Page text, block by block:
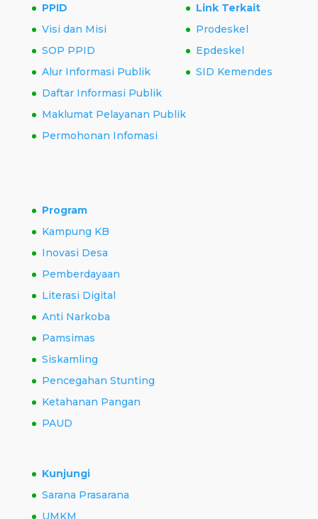
PPID
Visi dan Misi
SOP PPID
Alur Informasi Publik
Daftar Informasi Publik
Maklumat Pelayanan Publik
Permohonan Infomasi
Link Terkait
Prodeskel
Epdeskel
SID Kemendes
Program
Kampung KB
Inovasi Desa
Pemberdayaan
Literasi Digital
Anti Narkoba
Pamsimas
Siskamling
Pencegahan Stunting
Ketahanan Pangan
PAUD
Kunjungi
Sarana Prasarana
UMKM